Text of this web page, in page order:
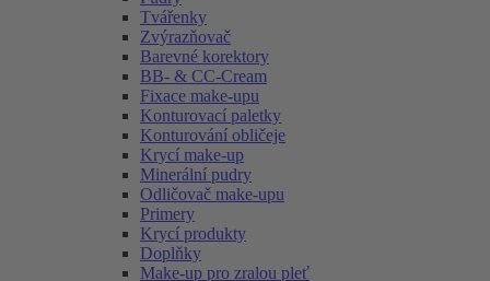
Tvářenky
Zvýrazňovač
Barevné korektory
BB- & CC-Cream
Fixace make-upu
Konturovací paletky
Konturování obličeje
Krycí make-up
Minerální pudry
Odličovač make-upu
Primery
Krycí produkty
Doplňky
Make-up pro zralou pleť